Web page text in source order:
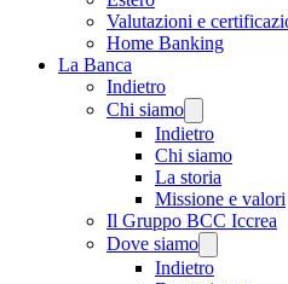
Valutazioni e
Home Banking
La Banca
Indietro
Chi siamo
Indietro
Chi siamo
La storia
Missione e valori
Il Gruppo BCC Iccrea
Dove siamo
Indietro